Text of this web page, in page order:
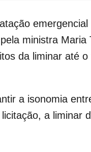
ministra Maria
da liminar até
a isonomia
a liminar